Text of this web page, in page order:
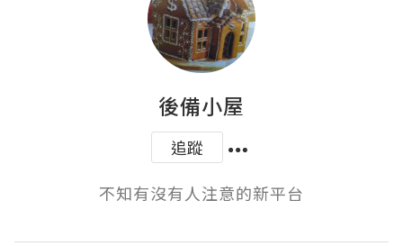
後備小屋
追蹤
不知有沒有人注意的新平台